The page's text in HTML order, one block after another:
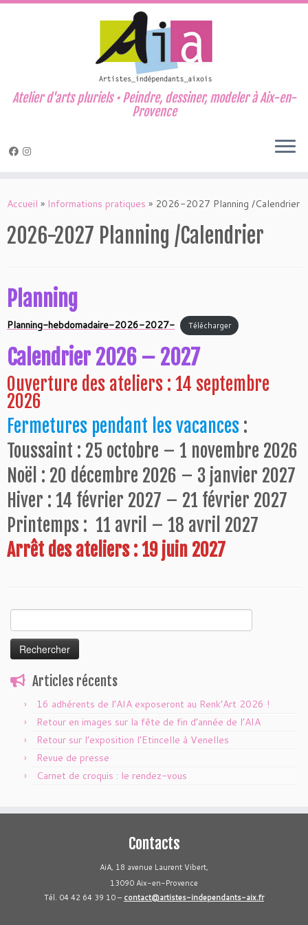
au
Atelier d'arts pluriels • Peindre, dessiner, modeler à Aix-en-
Provence
Accueil » Informations pratiques » 2026-2027 Planning /Calendrier
2026-2027 Planning /Calendrier
Planning
Planning-hebdomadaire-2026-2027- Télécharger
Calendrier 2026 – 2027
Ouverture des ateliers : 14 septembre
2026
Fermetures pendant les vacances :
Toussaint : 25 octobre – 1 novembre 2026
Noël : 20 décembre 2026 – 3 janvier 2027
Hiver : 14 février 2027 – 21 février 2027
Printemps : 11 avril – 18 avril 2027
Arrêt des ateliers : 19 juin 2027
Articles récents
16 adhérents de l’AIA exposeront au Renk’Art 2026 !
Retour en images sur la fête de fin d’année de l’AIA
Retour sur l’exposition l’Etincelle à Venelles
Revue de presse
Carnet de croquis : le rendez-vous
Contacts
AiA, 18 avenue Laurent Vibert,
13090 Aix-en-Provence
Tél. 04 42 64 39 10 –contact@artistes-independants-aix.fr